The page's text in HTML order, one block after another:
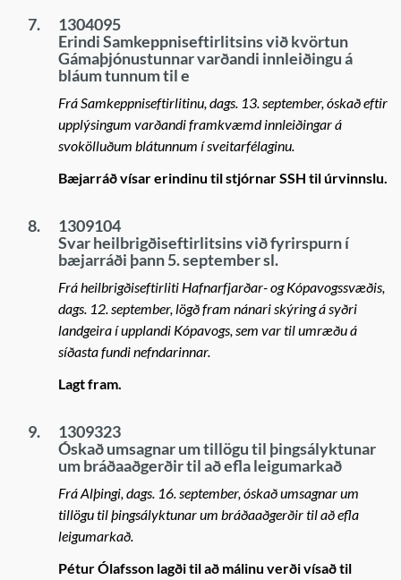
7.
1304095
Erindi Samkeppniseftirlitsins við kvörtun
Gámaþjónustunnar varðandi innleiðingu á
bláum tunnum til e
Frá Samkeppniseftirlitinu, dags. 13. september, óskað eftir
upplýsingum varðandi framkvæmd innleiðingar á
svokölluðum blátunnum í sveitarfélaginu.
Bæjarráð vísar erindinu til stjórnar SSH til úrvinnslu.
8.
1309104
Svar heilbrigðiseftirlitsins við fyrirspurn í
bæjarráði þann 5. september sl.
Frá heilbrigðiseftirliti Hafnarfjarðar- og Kópavogssvæðis,
dags. 12. september, lögð fram nánari skýring á syðri
landgeira í upplandi Kópavogs, sem var til umræðu á
síðasta fundi nefndarinnar.
Lagt fram.
9.
1309323
Óskað umsagnar um tillögu til þingsályktunar
um bráðaaðgerðir til að efla leigumarkað
Frá Alþingi, dags. 16. september, óskað umsagnar um
tillögu til þingsályktunar um bráðaaðgerðir til að efla
leigumarkað.
Pétur Ólafsson lagði til að málinu verði vísað til